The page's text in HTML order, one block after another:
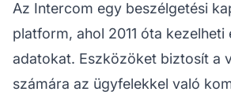
Az Intercom egy beszélgetési
platform, ahol 2011 óta kezelheti
adatokat. Eszközöket biztosít a
számára az ügyfelekkel való